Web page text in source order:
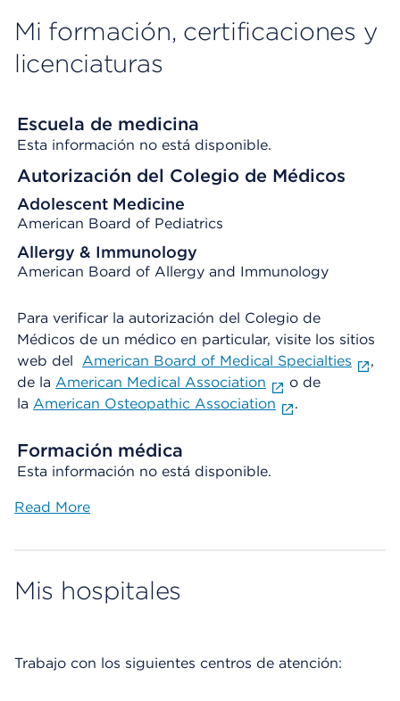
Mi formación, certificaciones y
licenciaturas
Escuela de medicina
Esta información no está disponible.
Autorización del Colegio de Médicos
Adolescent Medicine
American Board of Pediatrics
Allergy & Immunology
American Board of Allergy and Immunology
Para verificar la autorización del Colegio de
Médicos de un médico en particular, visite los sitios
web del American Board of Medical Specialties
,
de la American Medical Association
o de
la American Osteopathic Association .
Formación médica
Esta información no está disponible.
Read More
Mis hospitales
Trabajo con los siguientes centros de atención: